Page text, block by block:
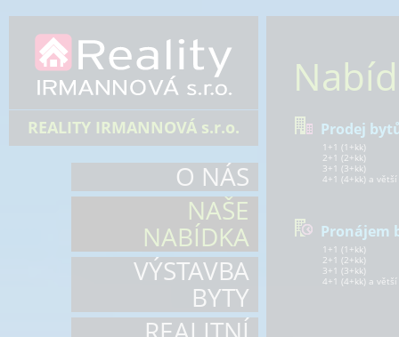
REALITY IRMANNOVÁ s.r.o.
O NÁS
NAŠE
NABÍDKA
VÝSTAVBA
BYTY
Prodej
1+1 (1+kk)
2+1 (2+kk)
3+1 (3+kk)
4+1 (4+kk) a větší
Pronájem
1+1 (1+kk)
2+1 (2+kk)
3+1 (3+kk)
4+1 (4+kk) a větší